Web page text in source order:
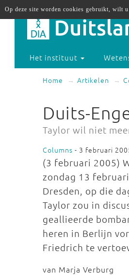
Het instituut
Home Artikelen
Duits-
Taylor wil niet
Columns - 3 februari
(3 februari 2005)
zondag 13
Dresden, op die
Taylor zou in
geallieerde
heren in Berlijn
Friedrich te
van Marja Verburg
Op deze site worden cookies gebruikt, wilt u